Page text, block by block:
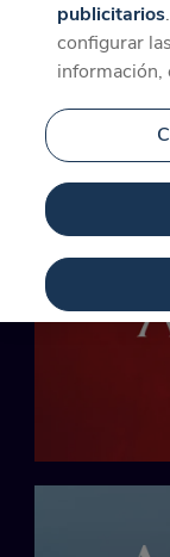
publicitarios
configurar
información,